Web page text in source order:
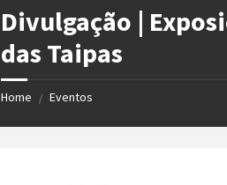
Divulgação |
das Taipas
Home / Eventos